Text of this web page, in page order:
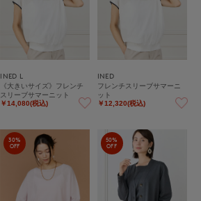
INED L
《大きいサイズ》フレンチ
スリーブサマーニット
￥14,080(税込)
INED
フレンチスリーブサマーニ
ット
￥12,320(税込)
30%
OFF
50%
OFF